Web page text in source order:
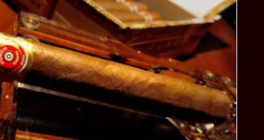
パンチパンチ
PUNCH
PUNCH）